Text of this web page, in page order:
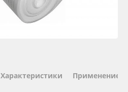
Характеристики Применение